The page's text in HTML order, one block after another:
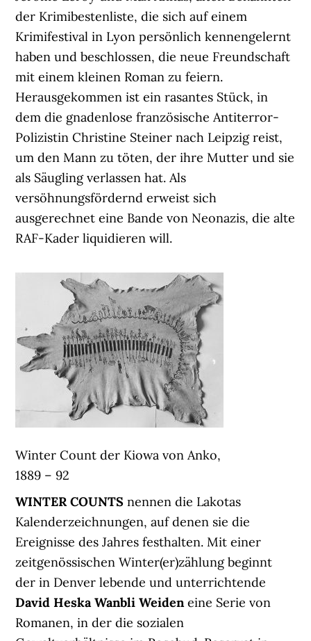
der Krimibestenliste, die sich auf einem
Krimifestival in Lyon persönlich kennengelernt
haben und beschlossen, die neue Freundschaft
mit einem kleinen Roman zu feiern.
Herausgekommen ist ein rasantes Stück, in
dem die gnadenlose französische Antiterror-
Polizistin Christine Steiner nach Leipzig reist,
um den Mann zu töten, der ihre Mutter und sie
als Säugling verlassen hat. Als
versöhnungsfördernd erweist sich
ausgerechnet eine Bande von Neonazis, die alte
RAF-Kader liquidieren will.
Winter Count der Kiowa von Anko,
1889 – 92
WINTER COUNTS nennen die Lakotas
Kalenderzeichnungen, auf denen sie die
Ereignisse des Jahres festhalten. Mit einer
zeitgenössischen Winter(er)zählung beginnt
der in Denver lebende und unterrichtende
David Heska Wanbli Weideneine Serie von
Romanen, in der die sozialen